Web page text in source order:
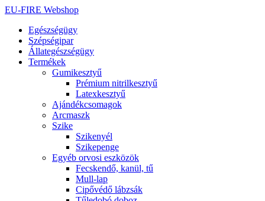
Ugrás
tartalomhoz
EU-FIRE Webshop
Egészségügy
Szépségipar
Állategészségügy
Termékek
Gumikesztyű
Prémium nitrilkesztyű
Latexkesztyű
Ajándékcsomagok
Arcmaszk
Szike
Szikenyél
Szikepenge
Egyéb orvosi eszközök
Fecskendő, kanül, tű
Mull-lap
Cipővédő lábzsák